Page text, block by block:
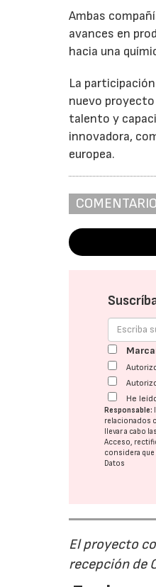
Ambas
avances en
hacia una
La
nuevo
talento y
innovadora,
europea.
He
Responsable:
relacionados
llevar a cabo
Acceso,
considera que
Datos
El proyecto
recepción de